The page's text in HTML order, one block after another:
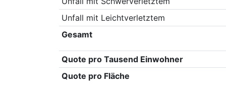
Unfall mit Leichtverletztem
Gesamt
Quote pro Tausend Einwohner
Quote pro Fläche